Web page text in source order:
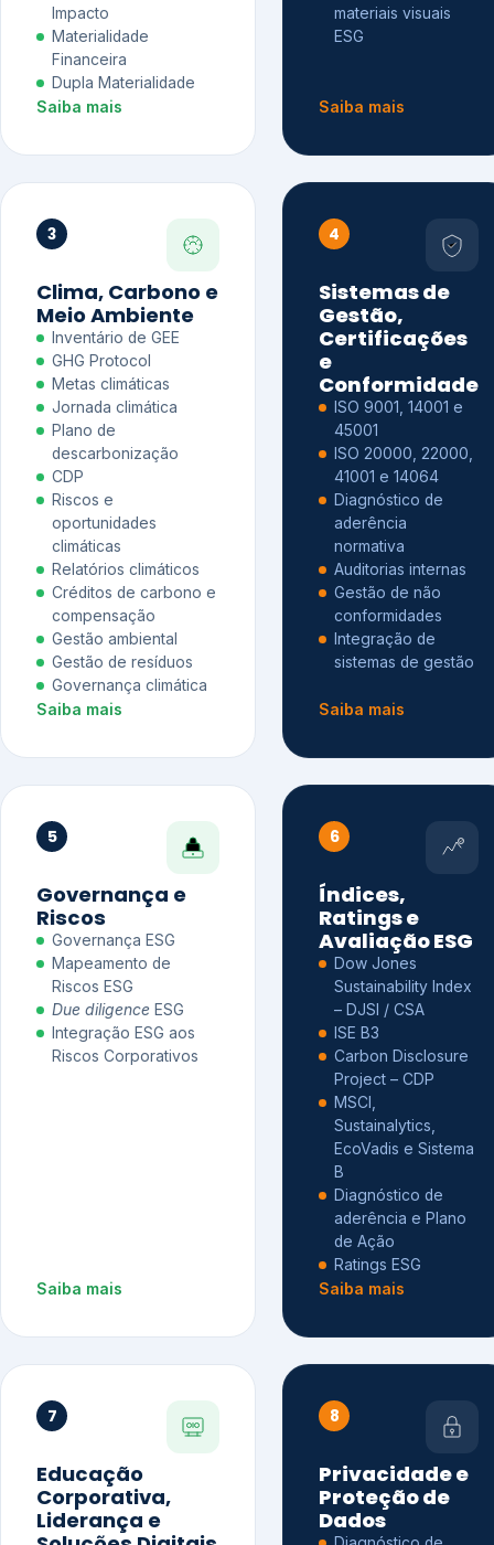
Impacto
Materialidade
Financeira
Dupla Materialidade
Saiba mais
materiais visuais
ESG
Saiba mais
3
Clima, Carbono e
Meio Ambiente
Inventário de GEE
GHG Protocol
Metas climáticas
Jornada climática
Plano de
descarbonização
CDP
Riscos e
oportunidades
climáticas
Relatórios climáticos
Créditos de carbono e
compensação
Gestão ambiental
Gestão de resíduos
Governança climática
Saiba mais
4
Sistemas de
Gestão,
Certificações
e
Conformidade
ISO 9001, 14001 e
45001
ISO 20000, 22000,
41001 e 14064
Diagnóstico de
aderência
normativa
Auditorias internas
Gestão de não
conformidades
Integração de
sistemas de gestão
Saiba mais
5
Governança e
Riscos
Governança ESG
Mapeamento de
Riscos ESG
Due diligence ESG
Integração ESG aos
Riscos Corporativos
Saiba mais
6
Índices,
Ratings e
Avaliação ESG
Dow Jones
Sustainability Index
– DJSI / CSA
ISE B3
Carbon Disclosure
Project – CDP
MSCI,
Sustainalytics,
EcoVadis e Sistema
B
Diagnóstico de
aderência e Plano
de Ação
Ratings ESG
Saiba mais
7
Educação
Corporativa,
Liderança e
8
Privacidade e
Proteção de
Dados